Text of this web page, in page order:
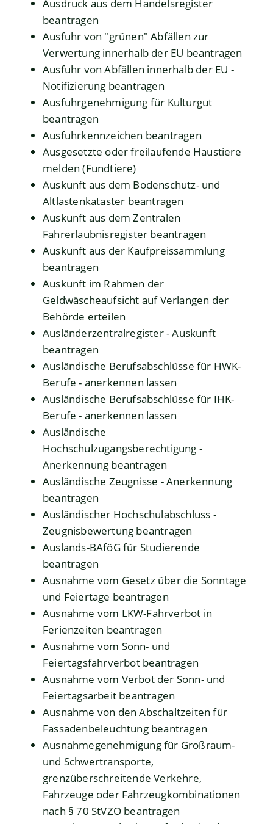
Ausdruck aus dem Handelsregister
beantragen
Ausfuhr von "grünen" Abfällen zur
Verwertung innerhalb der EU beantragen
Ausfuhr von Abfällen innerhalb der EU -
Notifizierung beantragen
Ausfuhrgenehmigung für Kulturgut
beantragen
Ausfuhrkennzeichen beantragen
Ausgesetzte oder freilaufende Haustiere
melden (Fundtiere)
Auskunft aus dem Bodenschutz- und
Altlastenkataster beantragen
Auskunft aus dem Zentralen
Fahrerlaubnisregister beantragen
Auskunft aus der Kaufpreissammlung
beantragen
Auskunft im Rahmen der
Geldwäscheaufsicht auf Verlangen der
Behörde erteilen
Ausländerzentralregister - Auskunft
beantragen
Ausländische Berufsabschlüsse für HWK-
Berufe - anerkennen lassen
Ausländische Berufsabschlüsse für IHK-
Berufe - anerkennen lassen
Ausländische
Hochschulzugangsberechtigung -
Anerkennung beantragen
Ausländische Zeugnisse - Anerkennung
beantragen
Ausländischer Hochschulabschluss -
Zeugnisbewertung beantragen
Auslands-BAföG für Studierende
beantragen
Ausnahme vom Gesetz über die Sonntage
und Feiertage beantragen
Ausnahme vom LKW-Fahrverbot in
Ferienzeiten beantragen
Ausnahme vom Sonn- und
Feiertagsfahrverbot beantragen
Ausnahme vom Verbot der Sonn- und
Feiertagsarbeit beantragen
Ausnahme von den Abschaltzeiten für
Fassadenbeleuchtung beantragen
Ausnahmegenehmigung für Großraum-
und Schwertransporte,
grenzüberschreitende Verkehre,
Fahrzeuge oder Fahrzeugkombinationen
nach § 70 StVZO beantragen